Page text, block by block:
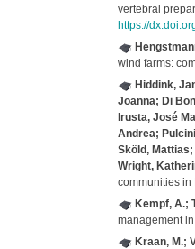
vertebral
https://
wind farms:
Hiddink,
Joanna; Di
Irusta, José
Andrea;
Sköld,
Wright,
communities in
Kempf, A.;
management
Kraan, M.;